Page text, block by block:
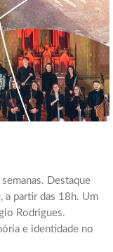
Destaque
a partir das 18h. Um
Rodrigues.
e identidade no